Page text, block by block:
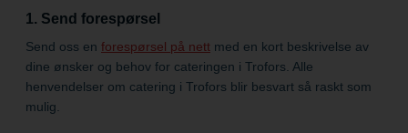
1. Send forespørsel
Send oss en forespørsel på nett med en kort beskrivelse av
dine ønsker og behov for cateringen i Trofors. Alle
henvendelser om catering i Trofors blir besvart så raskt som
mulig.